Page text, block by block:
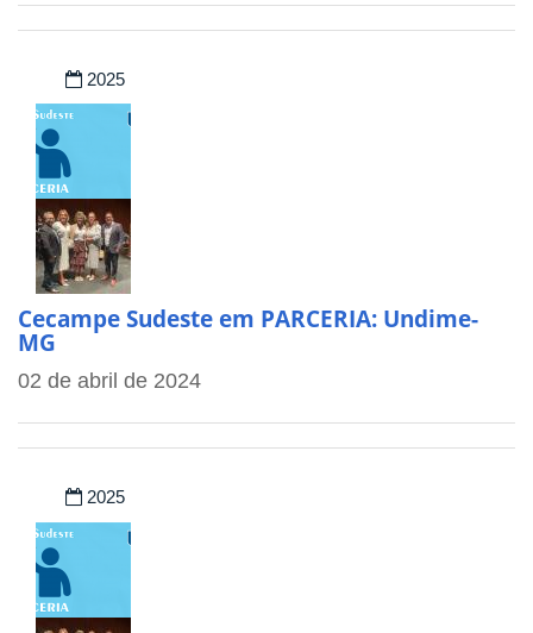
2025
Cecampe Sudeste em PARCERIA: Undime-
MG
02 de abril de 2024
2025